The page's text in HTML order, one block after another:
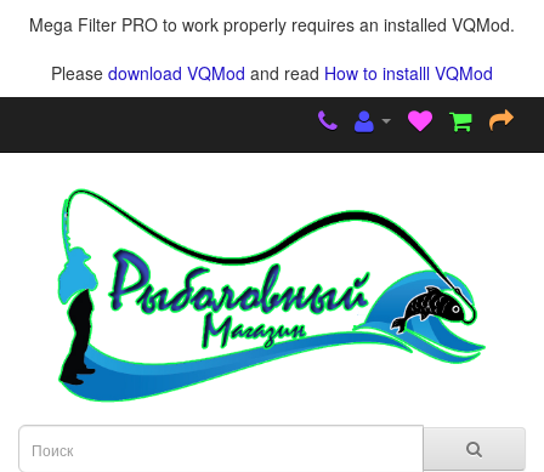
Mega Filter PRO to work properly requires an installed VQMod.
Please download VQMod and read How to installl VQMod